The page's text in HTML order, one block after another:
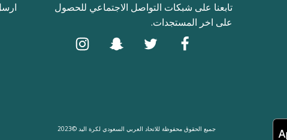
تابعنا على شبكات التواصل الاجتماعي للحصول
على اخر المستجدات.
جميع الحقوق محفوظة للاتحاد العربي السعودي لكرة اليد ©2023